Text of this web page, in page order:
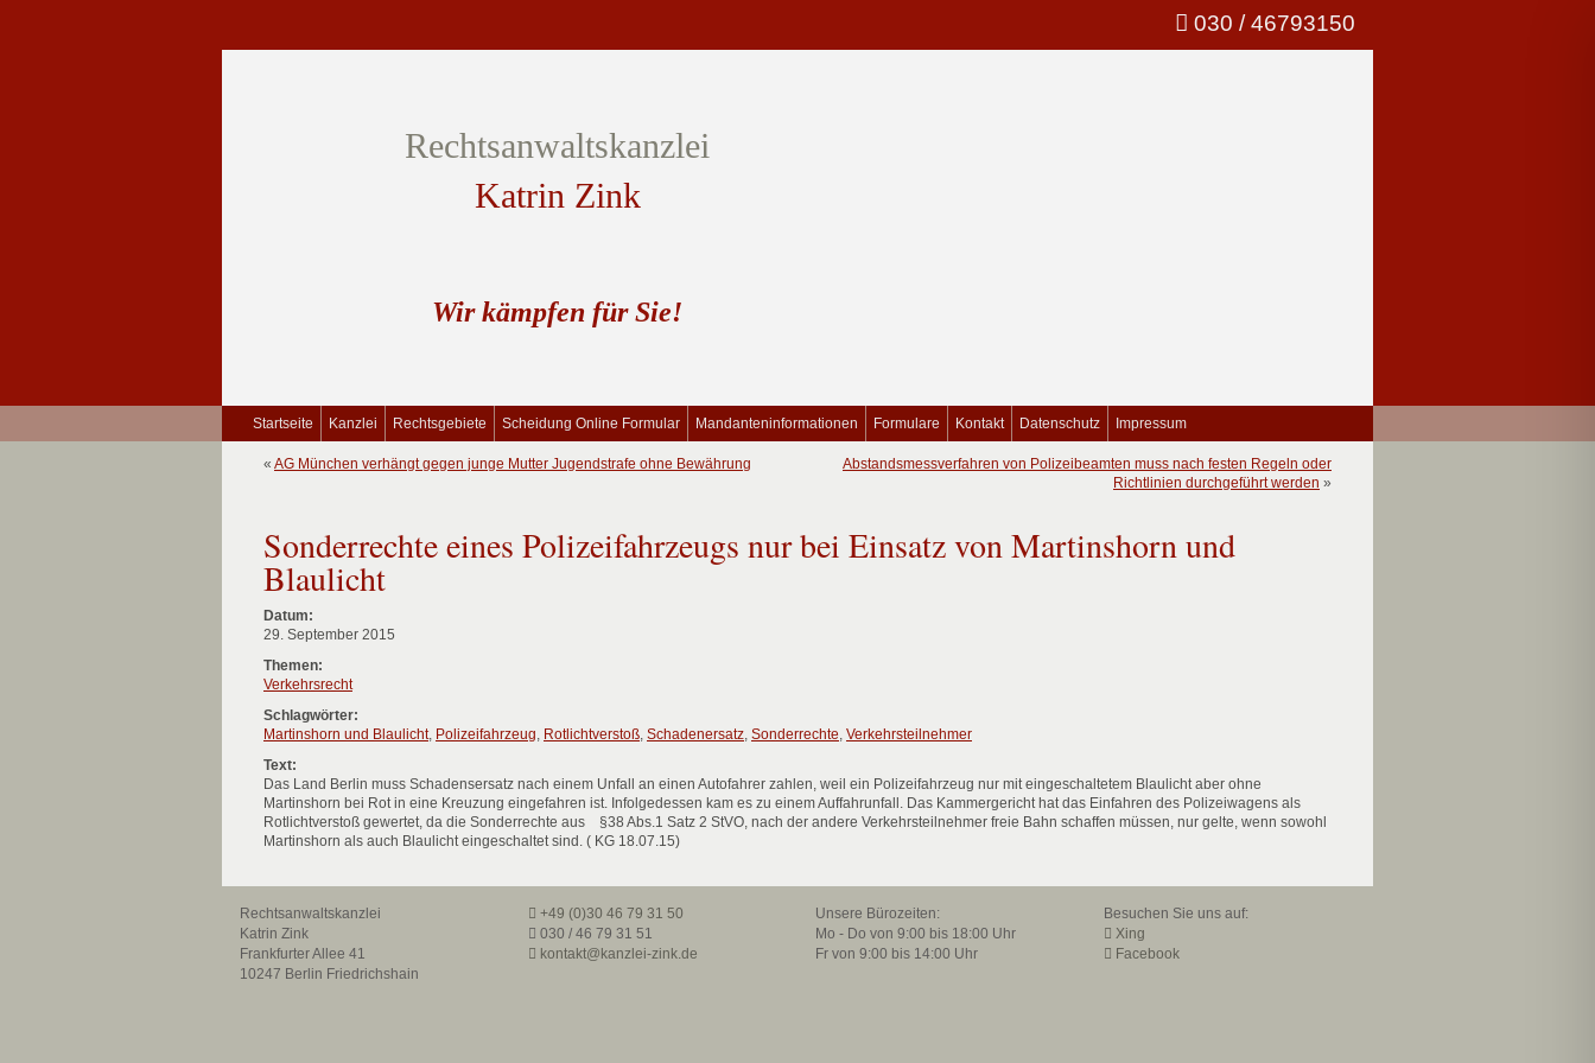
030 / 46793150
Rechtsanwaltskanzlei
Katrin Zink
Wir kämpfen für Sie!
Startseite Kanzlei Rechtsgebiete Scheidung Online Formular Mandanteninformationen Formulare Kontakt Datenschutz Impressum
« AG München verhängt gegen junge Mutter Jugendstrafe ohne Bewährung
Abstandsmessverfahren von Polizeibeamten muss nach festen Regeln oder
Richtlinien durchgeführt werden »
Sonderrechte eines Polizeifahrzeugs nur bei Einsatz von Martinshorn und
Blaulicht
Datum:
29. September 2015
Themen:
Verkehrsrecht
Schlagwörter:
Martinshorn und Blaulicht, Polizeifahrzeug, Rotlichtverstoß, Schadenersatz, Sonderrechte, Verkehrsteilnehmer
Text:
Das Land Berlin muss Schadensersatz nach einem Unfall an einen Autofahrer zahlen, weil ein Polizeifahrzeug nur mit eingeschaltetem Blaulicht aber ohne
Martinshorn bei Rot in eine Kreuzung eingefahren ist. Infolgedessen kam es zu einem Auffahrunfall. Das Kammergericht hat das Einfahren des Polizeiwagens als
Rotlichtverstoß gewertet, da die Sonderrechte aus §38 Abs.1 Satz 2 StVO, nach der andere Verkehrsteilnehmer freie Bahn schaffen müssen, nur gelte, wenn sowohl
Martinshorn als auch Blaulicht eingeschaltet sind. ( KG 18.07.15)
Rechtsanwaltskanzlei
Katrin Zink
Frankfurter Allee 41
10247 Berlin Friedrichshain
+49 (0)30 46 79 31 50
030 / 46 79 31 51
kontakt@kanzlei-zink.de
Unsere Bürozeiten:
Mo - Do von 9:00 bis 18:00 Uhr
Fr von 9:00 bis 14:00 Uhr
Besuchen Sie uns auf:
Xing
Facebook